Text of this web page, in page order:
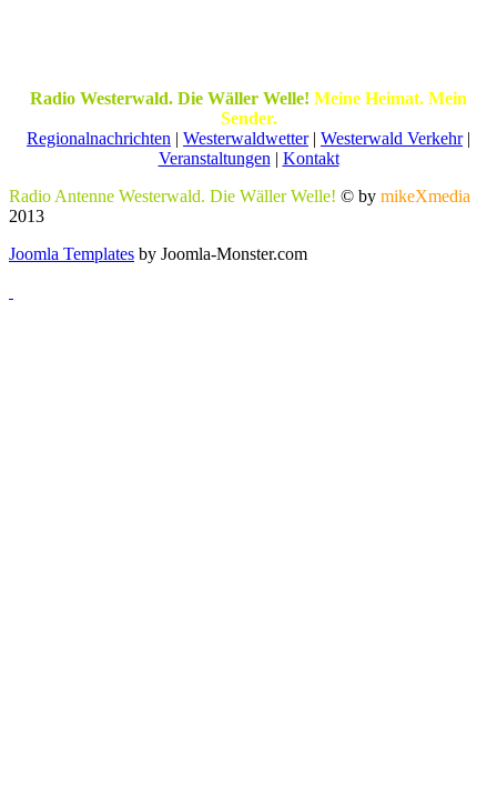
Radio Westerwald. Die Wäller Welle! Meine Heimat. Mein
Sender.
Regionalnachrichten | Westerwaldwetter| Westerwald Verkehr|
Veranstaltungen | Kontakt
Radio Antenne Westerwald. Die Wäller Welle! © by mikeXmedia
2013
Joomla Templates by Joomla-Monster.com